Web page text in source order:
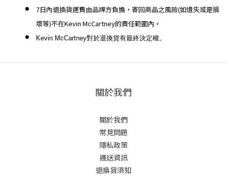
7日內退換貨運費由品牌方負擔，寄回商品之風險(如遺失或是損
壞等)不在Kevin McCartney的責任範圍內。
Kevin McCartney對於退換貨有最終決定權。
關於我們
關於我們
常見問題
隱私政策
運送資訊
退換貨須知